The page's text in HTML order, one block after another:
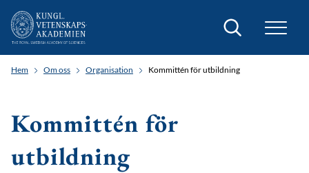
Sök
Hem Om oss Organisation Kommittén för utbildning
Kommittén för
utbildning